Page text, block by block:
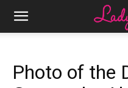
Photo of the